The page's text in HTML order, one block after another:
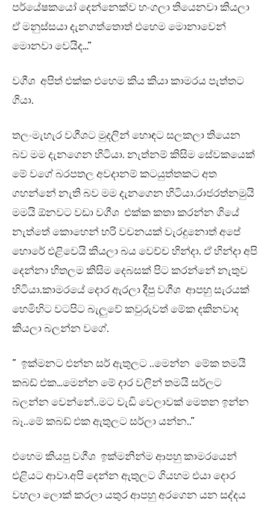
පර්යේෂකයෝ දෙන්නෙක්ව හංගලා තියෙනවා කියලා
ඒ මනුස්සයා දැනගත්තොත් එහෙම මොනාවෙන්
මොනවා වෙයිද…”
වගීශ අපිත් එක්ක එහෙම කිය කියා කාමරය පැත්තට
ගියා.
තලංමැහැර වගීශට මුදලින් හොඳට සලකලා තියෙන
බව මම දැනගෙන හිටියා. නැත්නම් කිසිම සේවකයෙක්
මේ වගේ බරපතල අවදානම් කටයුත්තකට අත
ගහන්නේ නැති බව මම දැනගෙන හිටියා.රාජරත්නමුයි
මමයි ඕනවට වඩා වගීශ එක්ක කතා කරන්න ගියේ
නැත්තේ කොහෙන් හරි වචනයක් වැරදුනොත් අපේ
හොරේ එළිවෙයි කියලා බය වෙච්ච හින්දා. ඒ හින්දා අපි
දෙන්නා හිතලම කිසිම දෙබසක් පිට කරන්නේ නැතුව
හිටියා.කාමරයේ දොර ඇරලා දීපු වගීශ ආපහු සැරයක්
හෙමිහිට වටපිට බැලුවේ කවුරුවත් මේක දකිනවාද
කියලා බලන්න වගේ.
” ඉක්මනට එන්න සර් ඇතුලට ..මෙන්න මේක තමයි
කබඩ් එක…මෙන්න මේ දාර වලින් තමයි සර්ලට
බලන්න වෙන්නේ..මට වැඩි වෙලාවක් මෙතන ඉන්න
බෑ..මේ කබඩ් එක ඇතුලට සර්ලා යන්න..”
එහෙම කියපු වගීශ ඉක්මනින්ම ආපහු කාමරයෙන්
එළියට ආවා.අපි දෙන්න ඇතුලට ගියහම එයා දොර
වහලා ලොක් කරලා යතුර ආපහු අරගෙන යන සද්දය